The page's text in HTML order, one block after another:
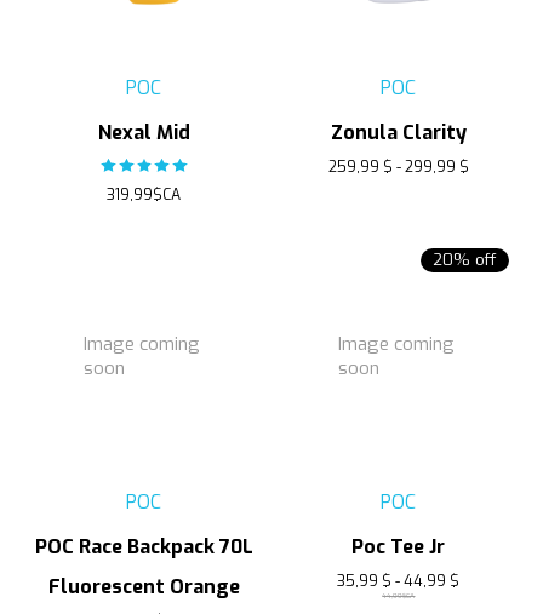
POC
Nexal Mid
The rating of this product is out of 5
319,99$CA
POC
Zonula Clarity
259,99 $ - 299,99 $
Image coming
soon
POC
POC Race Backpack 70L
Fluorescent Orange
20% off
Image coming
soon
POC
Poc Tee Jr
35,99 $ - 44,99 $
44,99$CA